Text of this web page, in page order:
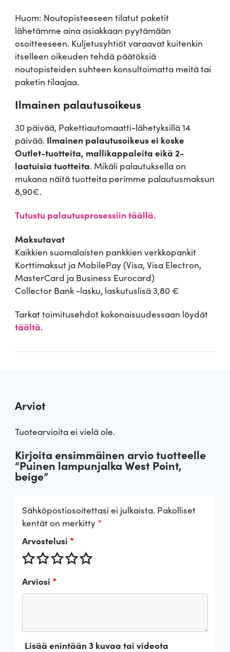
Huom: Noutopisteeseen tilatut paketit
lähetämme aina asiakkaan pyytämään
osoitteeseen. Kuljetusyhtiöt varaavat kuitenkin
itselleen oikeuden tehdä päätöksiä
noutopisteiden suhteen konsultoimatta meitä tai
paketin tilaajaa.
Ilmainen palautusoikeus
30 päivää, Pakettiautomaatti-lähetyksillä 14
päivää. Ilmainen palautusoikeus ei koske
Outlet-tuotteita, mallikappaleita eikä 2-
laatuisia tuotteita. Mikäli palautuksella on
mukana näitä tuotteita perimme palautusmaksun
8,90€.
Tutustu palautusprosessiin täällä.
Maksutavat
Kaikkien suomalaisten pankkien verkkopankit
Korttimaksut ja MobilePay (Visa, Visa Electron,
MasterCard ja Business Eurocard)
Collector Bank -lasku, laskutuslisä 3,80 €
Tarkat toimitusehdot kokonaisuudessaan löydät
täältä.
Arviot
Tuotearvioita ei vielä ole.
Kirjoita ensimmäinen arvio tuotteelle
“Puinen lampunjalka West Point,
beige”
Sähköpostiosoitettasi ei julkaista. Pakolliset
kentät on merkitty *
Arvostelusi *
Arviosi *
Lisää enintään 3 kuvaa tai videota